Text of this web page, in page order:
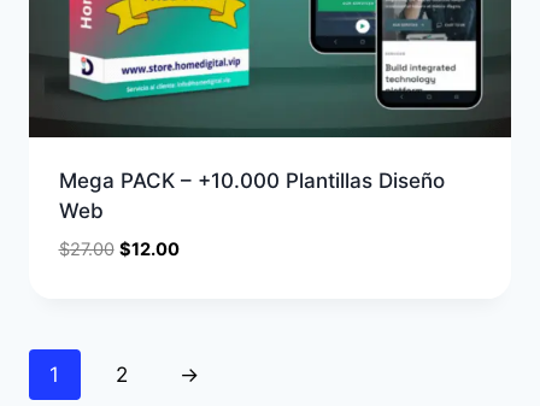
Mega PACK – +10.000 Plantillas Diseño
Web
$27.00 $12.00
1 2 →